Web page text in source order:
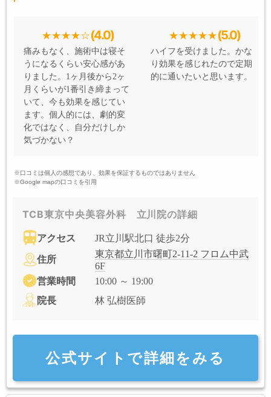
(4.0)
痛みもなく、施術中は寝そ
うになるくらい安心感があ
りました。1ヶ月後から2ヶ
月くらいが1番引き締まって
いて、今も効果を感じてい
ます。個人的には、劇的変
化ではなく、自分だけしか
気づかない？
(5.0)
ハイフを受けました。かな
り効果を感じれたので定期
的に通いたいと思います。
※口コミは個人の感想であり、効果を保証するものではありません
※Google mapの口コミを引用
TCB東京中央美容外科 立川院の詳細
アクセス JR立川駅北口 徒歩2分
住所
東京都立川市曙町2-11-2 フロム中武
6F
営業時間
10:00 ～ 19:00
院長
林 弘樹医師
公式サイトで詳細をみる